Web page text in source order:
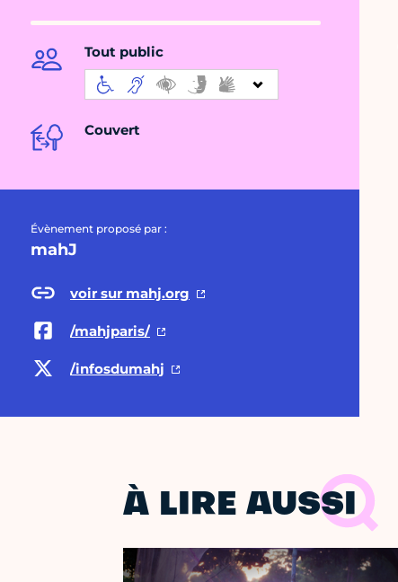
Tout public
Couvert
Évènement proposé par :
mahJ
voir sur mahj.org
/mahjparis/
/infosdumahj
À LIRE AUSSI